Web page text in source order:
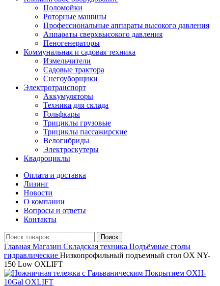
Поломойки
Роторные машины
Профессиональные аппараты высокого давления
Аппараты сверхвысокого давления
Пеногенераторы
Коммунальная и садовая техника
Измельчители
Садовые трактора
Снегоуборщики
Электротранспорт
Аккумуляторы
Техника для склада
Гольфкары
Трициклы грузовые
Трициклы пассажирские
Велогибриды
Электроскутеры
Квадроциклы
Оплата и доставка
Лизинг
Новости
О компании
Вопросы и ответы
Контакты
Поиск
Главная Магазин Складская техника Подъёмные столы
гидравлические Низкопрофильный подъемный стол OX NY-
150 Low OXLIFT